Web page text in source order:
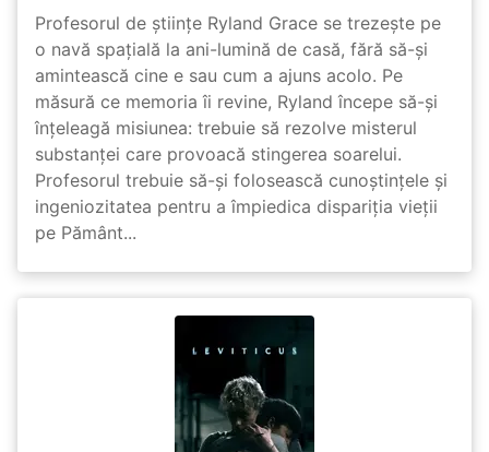
Profesorul de științe Ryland Grace se trezește pe
o navă spațială la ani-lumină de casă, fără să-și
amintească cine e sau cum a ajuns acolo. Pe
măsură ce memoria îi revine, Ryland începe să-și
înțeleagă misiunea: trebuie să rezolve misterul
substanței care provoacă stingerea soarelui.
Profesorul trebuie să-și folosească cunoștințele și
ingeniozitatea pentru a împiedica dispariția vieții
pe Pământ...